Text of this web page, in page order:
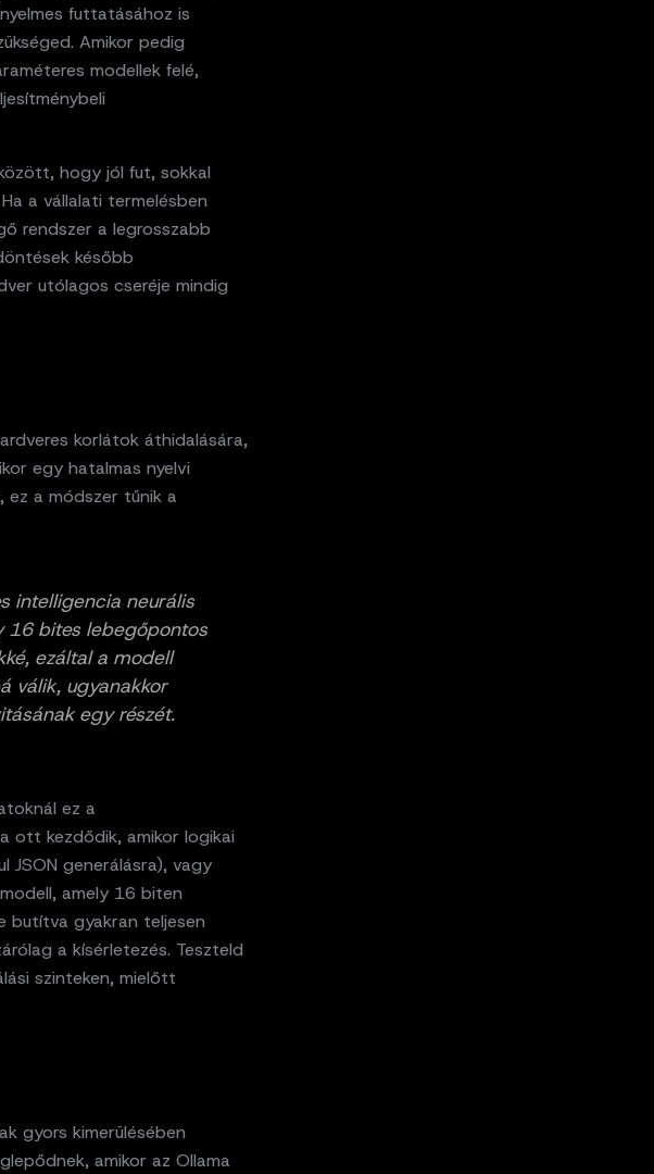
futtatásához is
Amikor pedig
modellek felé,
hogy jól fut, sokkal
a vállalati termelésben
rendszer a legrosszabb
később
utólagos cseréje mindig
korlátok áthidalására,
egy hatalmas nyelvi
ez a módszer tűnik a
intelligencia neurális
16 bites lebegőpontos
ezáltal a modell
válik, ugyanakkor
egy részét.
ez a
ott kezdődik, amikor logikai
JSON generálásra), vagy
amely 16 biten
butítva gyakran teljesen
a kísérletezés. Teszteld
szinteken, mielőtt
gyors kimerülésében
amikor az Ollama